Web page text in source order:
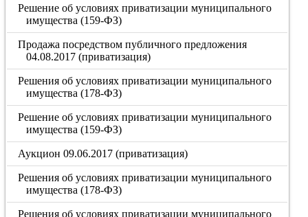
Решение об условиях приватизации муниципального
имущества (159-ФЗ)
Продажа посредством публичного предложения
04.08.2017 (приватизация)
Решения об условиях приватизации муниципального
имущества (178-ФЗ)
Решение об условиях приватизации муниципального
имущества (159-ФЗ)
Аукцион 09.06.2017 (приватизация)
Решения об условиях приватизации муниципального
имущества (178-ФЗ)
Решения об условиях приватизации муниципального